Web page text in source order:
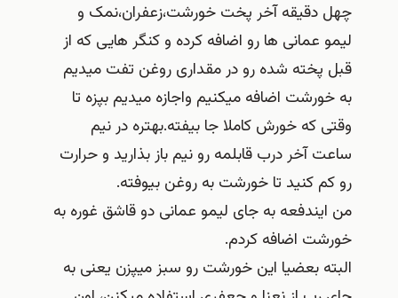
چهل دقیقه آخر پخت خورشت،زعفران،نمک و
لیمو عمانی ها رو اضافه کرده و کنگر هایی که از
قبل پخته شده رو در مقداری روغن تفت میدیم
به خورشت اضافه میکنیم واجازه میدیم بپزه تا
وقتی که خورش کاملا جا بیفته.بهتره در نیم
ساعت آخر درب قابلمه رو نیم باز بذارید و حرارت
رو کم کنید تا خورشت به روغن بیوفته.
من ایندفعه به جای لیمو عمانی دو قاشق غوره به
خورشت اضافه کردم.
البته بعضیا این خورشت رو سبز میپزن یعنی به